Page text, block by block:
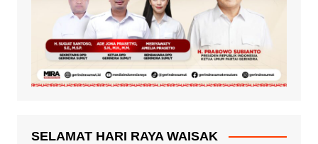
SELAMAT HARI RAYA WAISAK